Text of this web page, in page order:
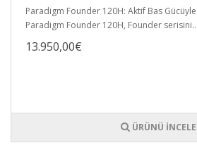
Paradigm Founder 120H: Aktif Bas
Paradigm Founder 120H, Founder serisini..
13.950,00€
ÜRÜNÜ İNCELE